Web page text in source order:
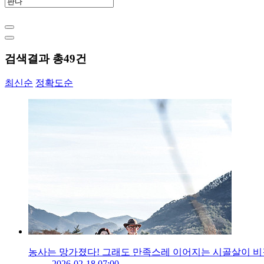
검색결과 총49건
최신순 정확도순
농사는 망가졌다! 그래도 만족스레 이어지는 시골살이 비